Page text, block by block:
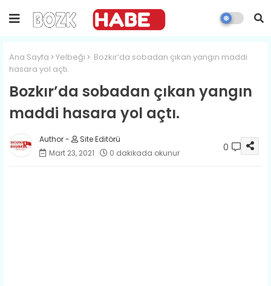
Ana Sayfa Yelbeği
Bozkır’da sobadan çıkan yangın maddi
hasara yol açtı.
Bozkır’da sobadan çıkan yangın
maddi hasara yol açtı.
Site Editörü
Mart 23, 2021
0 dakikada okunur 0